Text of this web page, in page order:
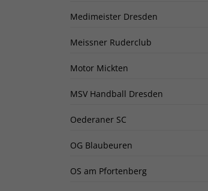
Medimeister Dresden
Meissner Ruderclub
Motor Mickten
MSV Handball Dresden
Oederaner SC
OG Blaubeuren
OS am Pfortenberg